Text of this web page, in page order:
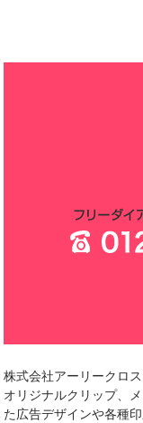
株式会社アーリークロ
オリジナルクリップ、
た広告デザインや各種